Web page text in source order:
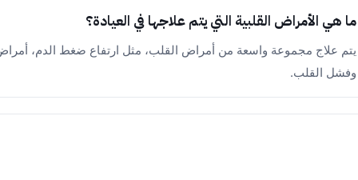
ما هي الأمراض القلبية التي يتم علاجها في العيادة؟
يتم علاج مجموعة واسعة من أمراض القلب، مثل ارتفاع ضغط الدم،
وفشل القلب.